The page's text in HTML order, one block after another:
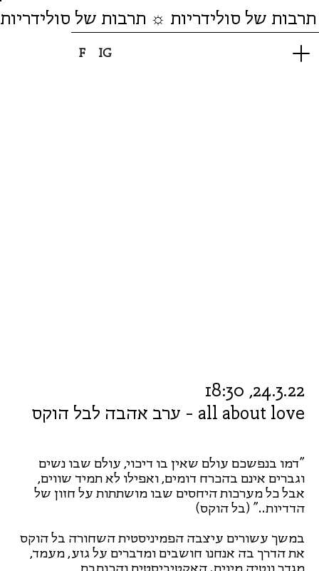
F IG
של סולידריות ☼ תרבות של סולידריות
all about love - ערב אהבה לבל הוקס
"דמו בנפשכם עולם שאין בו דיכוי, עולם שבו נשים
וגברים אינם בהכרח דומים, ואפילו לא תמיד שווים,
אבל כל מערכות היחסים שבו מושתתות על חזון של
הדדיות.." (בל הוקס)
במשך עשורים עיצבה הפמיניסטית השחורה בל הוקס
את הדרך בה אנחנו חושבים ומדברים על גזע, מעמד,
מגדר ונטיה מינית. האקטיביסטית והכותבת
24.3.22, 18:30